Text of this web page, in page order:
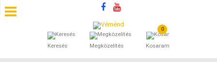
Keresés Megközelítés
0
Kosaram
SZÁLLÁSOK